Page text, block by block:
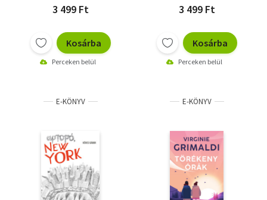
3 499 Ft
Kosárba
Perceken belül
3 499 Ft
Kosárba
Perceken belül
E-KÖNYV E-KÖNYV